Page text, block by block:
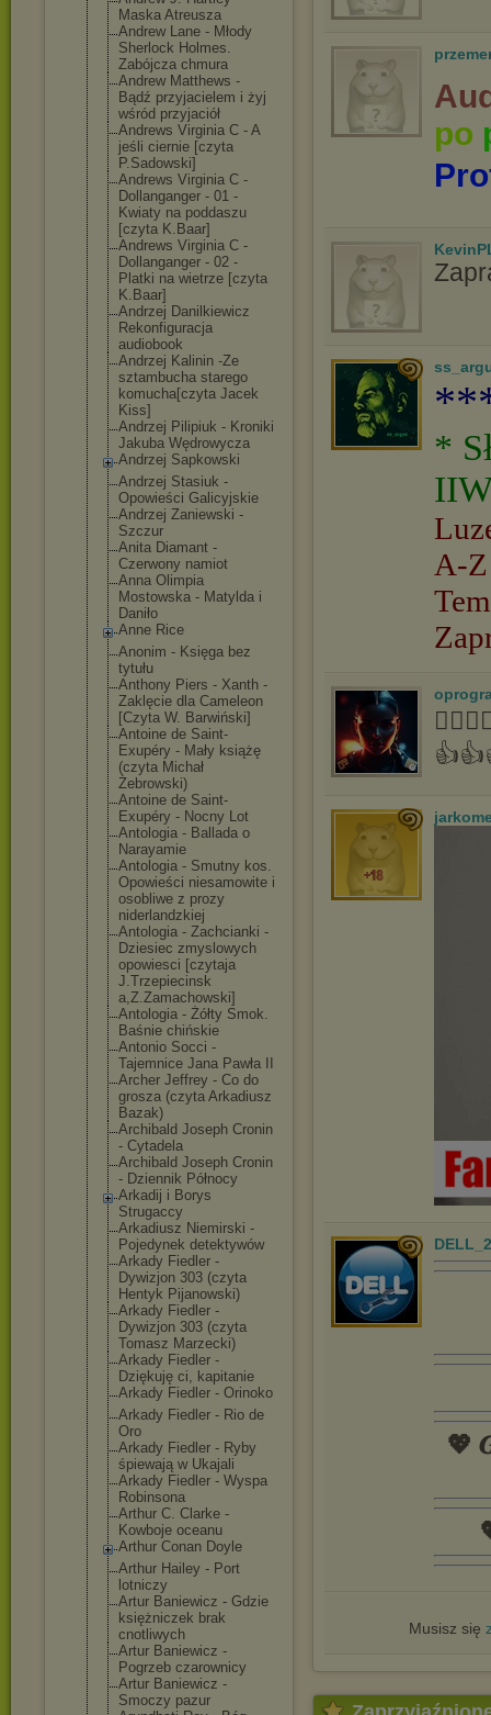
Maska Atreusza
Andrew Lane - Młody
Sherlock Holmes.
Zabójcza chmura
Andrew Matthews -
Bądź przyjacielem i żyj
wśród przyjaciół
Andrews Virginia C - A
jeśli ciernie [czyta
P.Sadowski]
Andrews Virginia C -
Dollanganger - 01 -
Kwiaty na poddaszu
[czyta K.Baar]
Andrews Virginia C -
Dollanganger - 02 -
Platki na wietrze [czyta
K.Baar]
Andrzej Danilkiewicz
Rekonfiguracja
audiobook
Andrzej Kalinin -Ze
sztambucha starego
komucha[czyta Jacek
Kiss]
Andrzej Pilipiuk - Kroniki
Jakuba Wędrowycza
Andrzej Sapkowski
Andrzej Stasiuk -
Opowieści Galicyjskie
Andrzej Zaniewski -
Szczur
Anita Diamant -
Czerwony namiot
Anna Olimpia
Mostowska - Matylda i
Daniło
Anne Rice
Anonim - Księga bez
tytułu
Anthony Piers - Xanth -
Zaklęcie dla Cameleon
[Czyta W. Barwiński]
Antoine de Saint-
Exupéry - Mały książę
(czyta Michał
Żebrowski)
Antoine de Saint-
Exupéry - Nocny Lot
Antologia - Ballada o
Narayamie
Antologia - Smutny kos.
Opowieści niesamowite i
osobliwe z prozy
niderlandzkiej
Antologia - Zachcianki -
Dziesiec zmyslowych
opowiesci [czytaja
J.Trzepiecinsk
a,Z.Zamachowski]
Antologia - Żółty Smok.
Baśnie chińskie
Antonio Socci -
Tajemnice Jana Pawła II
Archer Jeffrey - Co do
grosza (czyta Arkadiusz
Bazak)
Archibald Joseph Cronin
- Cytadela
Archibald Joseph Cronin
- Dziennik Północy
Arkadij i Borys
Strugaccy
Arkadiusz Niemirski -
Pojedynek detektywów
Arkady Fiedler -
Dywizjon 303 (czyta
Hentyk Pijanowski)
Arkady Fiedler -
Dywizjon 303 (czyta
Tomasz Marzecki)
Arkady Fiedler -
Dziękuję ci, kapitanie
Arkady Fiedler - Orinoko
Arkady Fiedler - Rio de
Oro
Arkady Fiedler - Ryby
śpiewają w Ukajali
Arkady Fiedler - Wyspa
Robinsona
Arthur C. Clarke -
Kowboje oceanu
Arthur Conan Doyle
Arthur Hailey - Port
lotniczy
Artur Baniewicz - Gdzie
księżniczek brak
cnotliwych
Artur Baniewicz -
Pogrzeb czarownicy
Artur Baniewicz -
Smoczy pazur
po
*
A-
💖
Musisz się